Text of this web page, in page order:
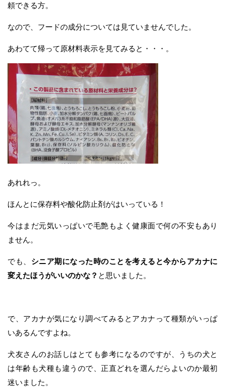
頼できる方。
なので、フードの成分については見ていませんでした。
あわてて帰って原材料表示を見てみると・・・。
あれれっ。
ほんとに保存料や酸化防止剤がはいっている！
今はまだ元気いっぱいで毛艶もよく健康面で何の不安もあり
ません。
でも、 シニア期になった時のことを考えると今からアカナに
変えたほうがいいのかな？ と思いました。
で、アカナが気になり調べてみるとアカナって種類がいっぱ
いあるんですよね。
犬友さんのお話しはとても参考になるのですが、うちの犬と
は年齢も犬種も違うので、正直どれを選んだらよいのか最初
迷いました。